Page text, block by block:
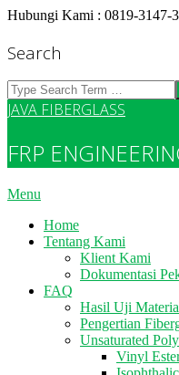
Skip
content
Hubungi Kami : 0819-3147-
Search
Search
JAVA FIBERGLASS
FRP
Primary
Menu
Menu
Home
Tentang Kami
Klient Kami
Dokumentasi
FAQ
Hasil Uji
Pengertian
Unsaturated
Vinyl